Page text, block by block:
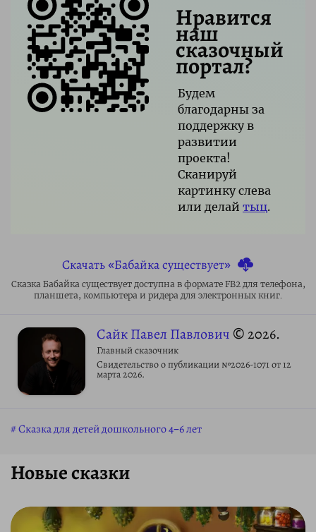
Нравится
наш
сказочный
портал?
Будем
благодарны за
поддержку в
развитии
проекта!
Сканируй
картинку слева
или делай тыц.
Скачать «Бабайка существует»
Сказка Бабайка существует доступна в формате FB2 для телефона,
планшета, компьютера и ридера для электронных книг.
Сайк Павел Павлович © 2026.
Главный сказочник
Свидетельство о публикации №2026-1071 от 12
марта 2026.
Сказка для детей дошкольного 4–6 лет
Новые сказки